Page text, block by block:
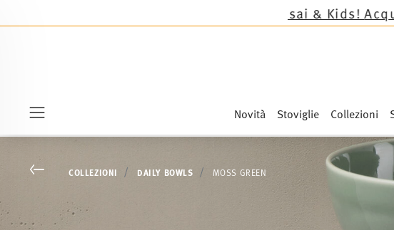
Acquista ora!
Novità Stoviglie Collezioni
Go backCOLLEZIONI DAILY BOWLS MOSS GREEN